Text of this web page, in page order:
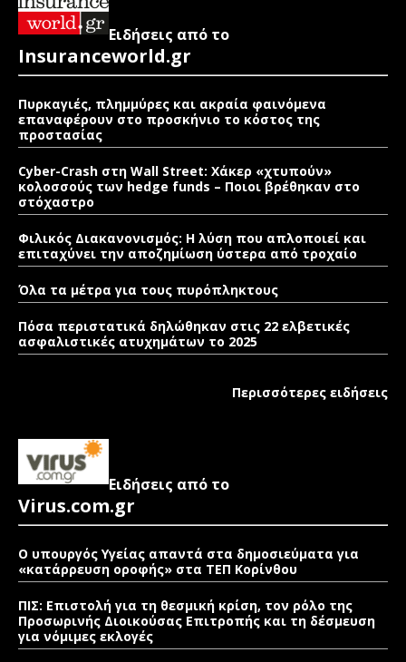
Ειδήσεις από το
Insuranceworld.gr
Πυρκαγιές, πλημμύρες και ακραία φαινόμενα
επαναφέρουν στο προσκήνιο το κόστος της
προστασίας
Cyber-Crash στη Wall Street: Χάκερ «χτυπούν»
κολοσσούς των hedge funds – Ποιοι βρέθηκαν στο
στόχαστρο
Φιλικός Διακανονισμός: Η λύση που απλοποιεί και
επιταχύνει την αποζημίωση ύστερα από τροχαίο
Όλα τα μέτρα για τους πυρόπληκτους
Πόσα περιστατικά δηλώθηκαν στις 22 ελβετικές
ασφαλιστικές ατυχημάτων το 2025
Περισσότερες ειδήσεις
Ειδήσεις από το
Virus.com.gr
Ο υπουργός Υγείας απαντά στα δημοσιεύματα για
«κατάρρευση οροφής» στα ΤΕΠ Κορίνθου
ΠΙΣ: Επιστολή για τη θεσμική κρίση, τον ρόλο της
Προσωρινής Διοικούσας Επιτροπής και τη δέσμευση
για νόμιμες εκλογές